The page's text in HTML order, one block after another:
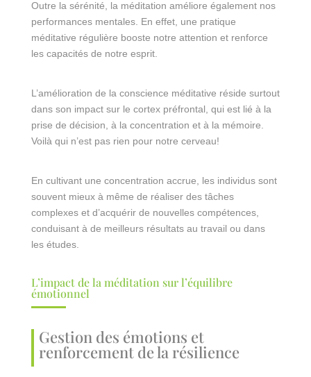
Outre la sérénité, la méditation améliore également nos
performances mentales. En effet, une pratique
méditative régulière booste notre attention et renforce
les capacités de notre esprit.
L’amélioration de la conscience méditative réside surtout
dans son impact sur le cortex préfrontal, qui est lié à la
prise de décision, à la concentration et à la mémoire.
Voilà qui n’est pas rien pour notre cerveau!
En cultivant une concentration accrue, les individus sont
souvent mieux à même de réaliser des tâches
complexes et d’acquérir de nouvelles compétences,
conduisant à de meilleurs résultats au travail ou dans
les études.
L’impact de la méditation sur l’équilibre
émotionnel
Gestion des émotions et
renforcement de la résilience